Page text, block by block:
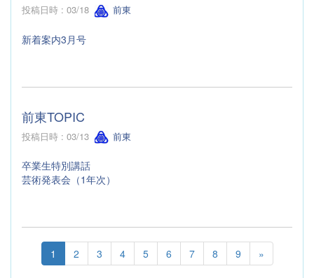
投稿日時 : 03/18 前東
新着案内3月号
前東TOPIC
投稿日時 : 03/13 前東
卒業生特別講話
芸術発表会（1年次）
1 2 3 4 5 6 7 8 9 »